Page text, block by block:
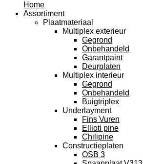
Home
Assortiment
Plaatmateriaal
Multiplex exterieur
Gegrond
Onbehandeld
Garantpaint
Deurplaten
Multiplex interieur
Gegrond
Onbehandeld
Buigtriplex
Underlayment
Fins Vuren
Ellioti pine
Chilipine
Constructieplaten
OSB 3